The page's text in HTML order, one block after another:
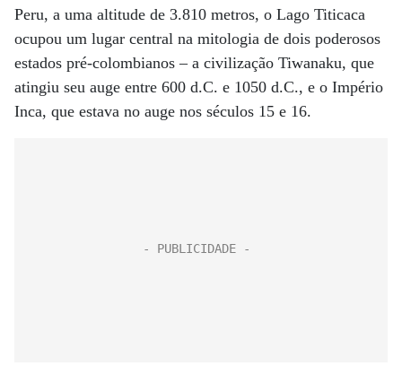
Peru, a uma altitude de 3.810 metros, o Lago Titicaca
ocupou um lugar central na mitologia de dois poderosos
estados pré-colombianos – a civilização Tiwanaku, que
atingiu seu auge entre 600 d.C. e 1050 d.C., e o Império
Inca, que estava no auge nos séculos 15 e 16.